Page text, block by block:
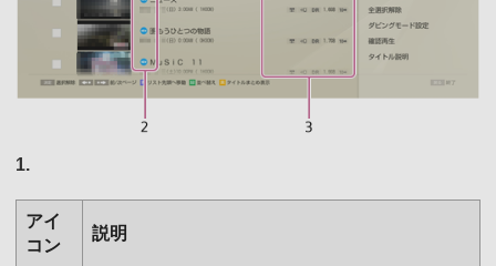
1.
アイ
コン
説明